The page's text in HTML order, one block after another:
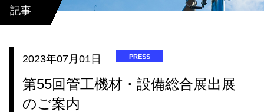
記事
2023年07月01日 PRESS
第55回管工機材・設備総合展出展
のご案内